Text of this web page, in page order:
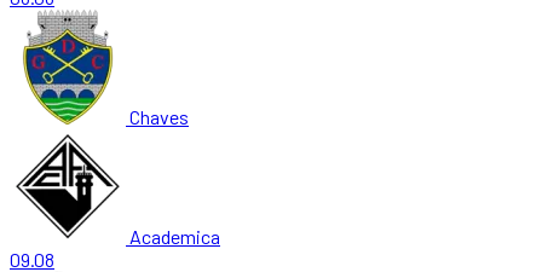
Chaves
Academica
09.08